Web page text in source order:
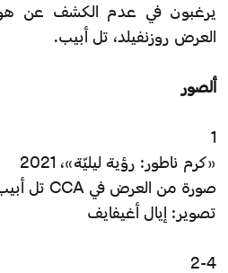
يرغبون في عدم الكشف عن
العرض روزنفيلد، تل أبيب.
ألصور
1
«كرم ناطور: رؤية ليليّة»، 2021
صورة من العرض في CCA تل أبيب-يافا
تصوير: إيال أغيفايف
2-4